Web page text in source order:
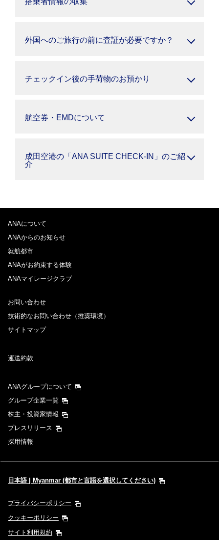
外国へのご旅行の前に査証が必要ですか？
チェックイン後の手荷物のお預かり
航空券・EMDについて
成田空港の「ANA SUITE CHECK-IN」のご紹
介
ANAについて
ANAからのお知らせ
就航都市
ANAがお約束する体験
ANAマイレージクラブ
お問い合わせ
技術的なお問い合わせ（推奨環境）
サイトマップ
運送約款
ANAグループについて
グループ企業一覧
株主・投資家情報
プレスリリース
採用情報
日本語 | Myanmar (都市と言語を選択してください)
プライバシーポリシー
クッキーポリシー
サイト利用規約